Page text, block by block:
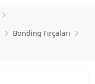
Bonding Fırçaları